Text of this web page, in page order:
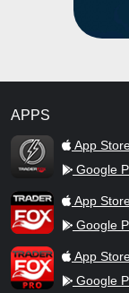
APPS
TraderFox Flash
App
Google
TraderFox App
App
Google
TraderFox Pro
App
Google